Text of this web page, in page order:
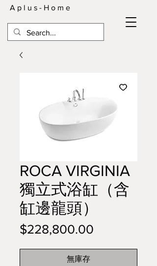
A p l u s - H o m e
ROCA VIRGINIA
獨立式浴缸（含
缸邊龍頭）
$228,800.00
無庫存